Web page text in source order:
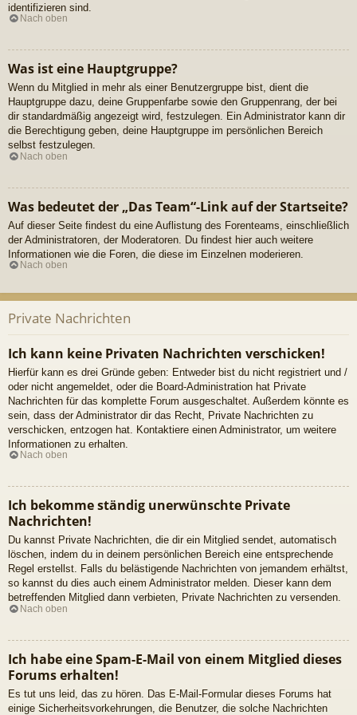
identifizieren sind.
Nach oben
Was ist eine Hauptgruppe?
Wenn du Mitglied in mehr als einer Benutzergruppe bist, dient die
Hauptgruppe dazu, deine Gruppenfarbe sowie den Gruppenrang, der bei
dir standardmäßig angezeigt wird, festzulegen. Ein Administrator kann dir
die Berechtigung geben, deine Hauptgruppe im persönlichen Bereich
selbst festzulegen.
Nach oben
Was bedeutet der „Das Team“-Link auf der Startseite?
Auf dieser Seite findest du eine Auflistung des Forenteams, einschließlich
der Administratoren, der Moderatoren. Du findest hier auch weitere
Informationen wie die Foren, die diese im Einzelnen moderieren.
Nach oben
Private Nachrichten
Ich kann keine Privaten Nachrichten verschicken!
Hierfür kann es drei Gründe geben: Entweder bist du nicht registriert und /
oder nicht angemeldet, oder die Board-Administration hat Private
Nachrichten für das komplette Forum ausgeschaltet. Außerdem könnte es
sein, dass der Administrator dir das Recht, Private Nachrichten zu
verschicken, entzogen hat. Kontaktiere einen Administrator, um weitere
Informationen zu erhalten.
Nach oben
Ich bekomme ständig unerwünschte Private
Nachrichten!
Du kannst Private Nachrichten, die dir ein Mitglied sendet, automatisch
löschen, indem du in deinem persönlichen Bereich eine entsprechende
Regel erstellst. Falls du belästigende Nachrichten von jemandem erhältst,
so kannst du dies auch einem Administrator melden. Dieser kann dem
betreffenden Mitglied dann verbieten, Private Nachrichten zu versenden.
Nach oben
Ich habe eine Spam-E-Mail von einem Mitglied dieses
Forums erhalten!
Es tut uns leid, das zu hören. Das E-Mail-Formular dieses Forums hat
einige Sicherheitsvorkehrungen, die Benutzer, die solche Nachrichten